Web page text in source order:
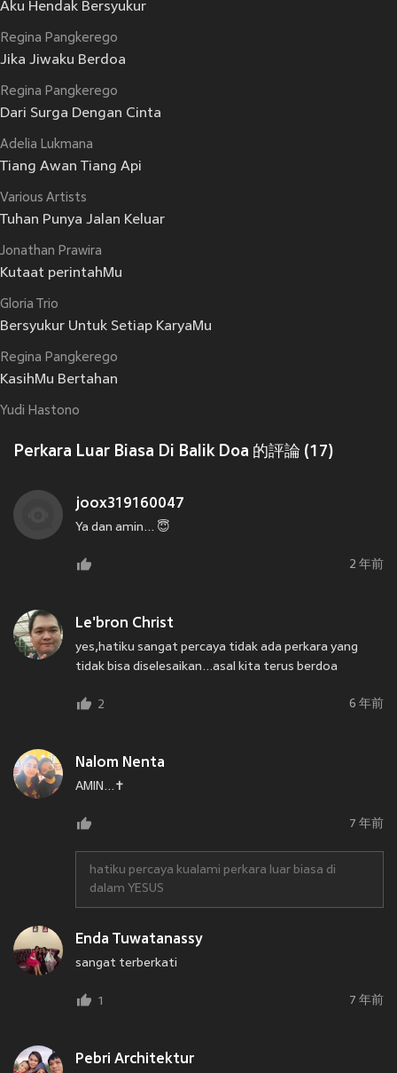
Aku Hendak Bersyukur
Regina Pangkerego
Jika Jiwaku Berdoa
Regina Pangkerego
Dari Surga Dengan Cinta
Adelia Lukmana
Tiang Awan Tiang Api
Various Artists
Tuhan Punya Jalan Keluar
Jonathan Prawira
Kutaat perintahMu
Gloria Trio
Bersyukur Untuk Setiap KaryaMu
Regina Pangkerego
KasihMu Bertahan
Yudi Hastono
Perkara Luar Biasa Di Balik Doa 的評論 (17)
joox319160047
Ya dan amin... 😇
2 年前
Le'bron Christ
yes,hatiku sangat percaya tidak ada perkara yang
tidak bisa diselesaikan...asal kita terus berdoa
2 6 年前
Nalom Nenta
AMIN...✝️
7 年前
hatiku percaya kualami perkara luar biasa di
dalam YESUS
Enda Tuwatanassy
sangat terberkati
1 7 年前
Pebri Architektur